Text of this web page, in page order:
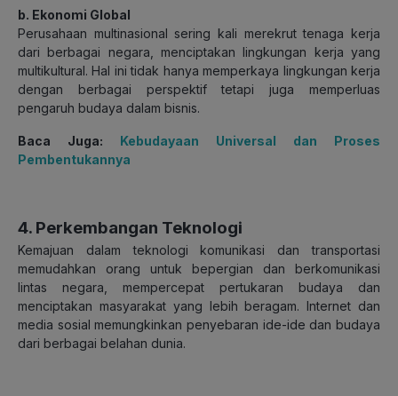
b. Ekonomi Global
Perusahaan multinasional sering kali merekrut tenaga kerja
dari berbagai negara, menciptakan lingkungan kerja yang
multikultural. Hal ini tidak hanya memperkaya lingkungan kerja
dengan berbagai perspektif tetapi juga memperluas
pengaruh budaya dalam bisnis.
Baca Juga: Kebudayaan Universal dan Proses
Pembentukannya
4. Perkembangan Teknologi
Kemajuan dalam teknologi komunikasi dan transportasi
memudahkan orang untuk bepergian dan berkomunikasi
lintas negara, mempercepat pertukaran budaya dan
menciptakan masyarakat yang lebih beragam. Internet dan
media sosial memungkinkan penyebaran ide-ide dan budaya
dari berbagai belahan dunia.